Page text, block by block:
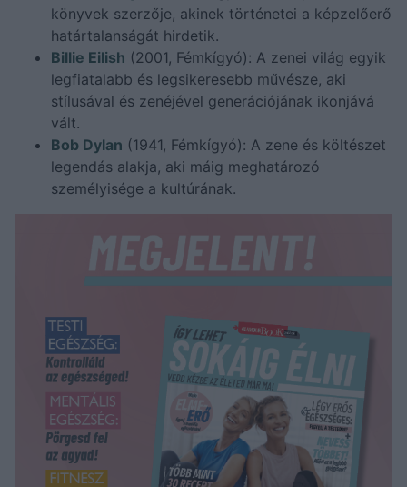
könyvek szerzője, akinek történetei a képzelőerő
határtalanságát hirdetik.
Billie Eilish (2001, Fémkígyó): A zenei világ egyik
legfiatalabb és legsikeresebb művésze, aki
stílusával és zenéjével generációjának ikonjává
vált.
Bob Dylan (1941, Fémkígyó): A zene és költészet
legendás alakja, aki máig meghatározó
személyisége a kultúrának.